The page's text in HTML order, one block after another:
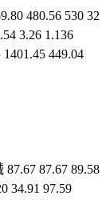
480.56 530 32
3.26 1.136
449.04
87.67 89.58
34.91 97.59